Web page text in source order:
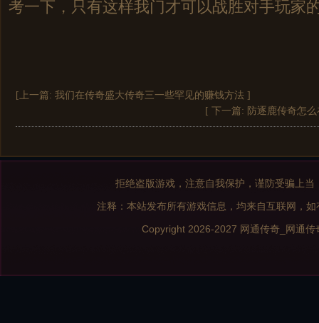
考一下，只有这样我门才可以战胜对手玩家
[上一篇: 我们在传奇盛大传奇三一些罕见的赚钱方法 ]
[ 下一篇: 防逐鹿传奇怎
拒绝盗版游戏，注意自我保护，谨防受骗上
注释：本站发布所有游戏信息，均来自互联网，
Copyright 2026-2027 网通传奇_网通